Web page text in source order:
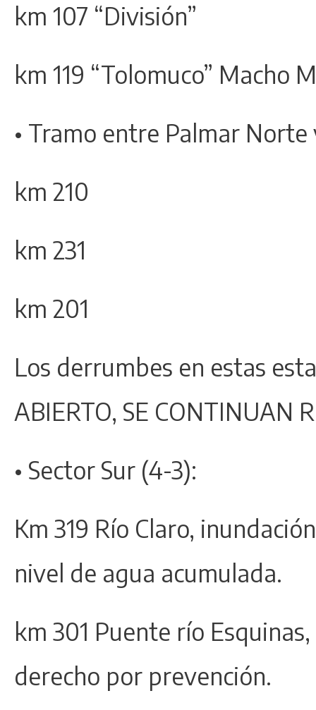
km 107 “División”
km 119 “Tolomuco” Macho
• Tramo entre Palmar
km 210
km 231
km 201
Los derrumbes en estas
ABIERTO, SE CONTINUAN
• Sector Sur (4-3):
Km 319 Río Claro,
nivel de agua acumulada.
km 301 Puente río
derecho por prevención.